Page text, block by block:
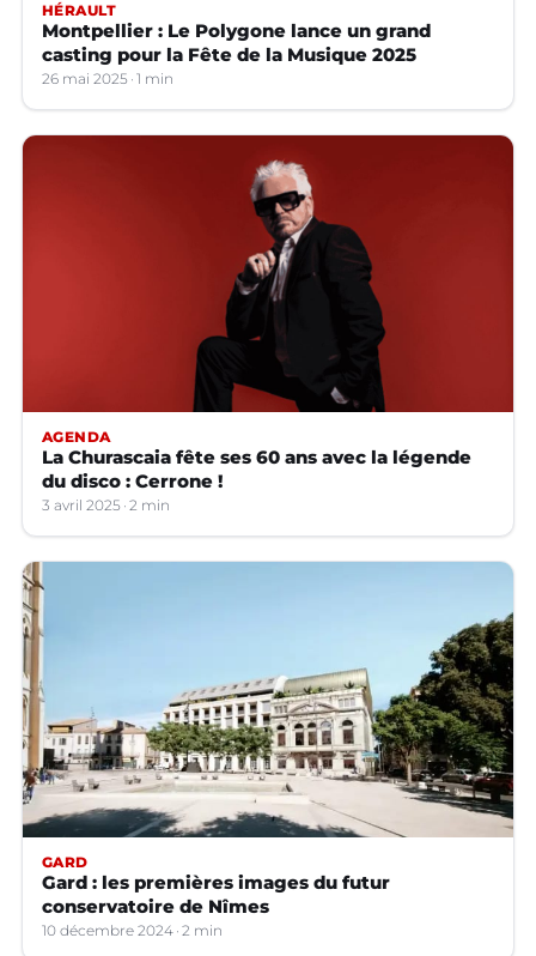
HÉRAULT
Montpellier : Le Polygone lance un grand
casting pour la Fête de la Musique 2025
26 mai 2025 1 min
AGENDA
La Churascaia fête ses 60 ans avec la légende
du disco : Cerrone !
3 avril 2025 2 min
GARD
Gard : les premières images du futur
conservatoire de Nîmes
10 décembre 2024 2 min